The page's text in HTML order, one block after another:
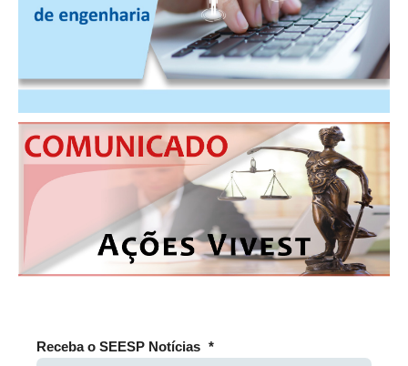
Receba o SEESP Notícias *